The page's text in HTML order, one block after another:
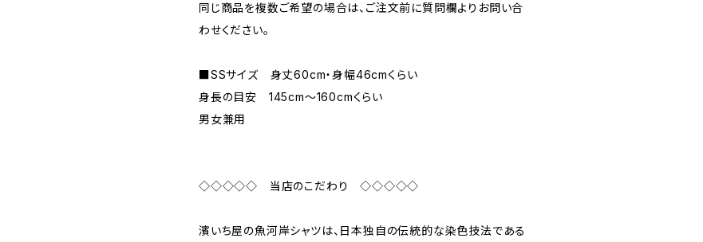
同じ商品を複数ご希望の場合は、ご注文前に質問欄よりお問い合
わせください。
■SSサイズ 身丈60cm・身幅46cmくらい
身長の目安 145cm〜160cmくらい
男女兼用
◇◇◇◇◇ 当店のこだわり ◇◇◇◇◇
濱いち屋の魚河岸シャツは、日本独自の伝統的な染色技法である